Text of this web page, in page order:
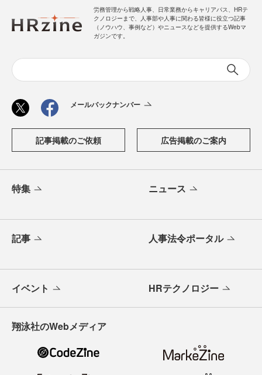
労務管理から戦略人事、日常業務からキャリアパス、HRテ
クノロジーまで、人事部や人事に関わる皆様に役立つ記事
（ノウハウ、事例など）やニュースなどを提供するWebマ
ガジンです。
メールバックナンバー
記事掲載のご依頼 広告掲載のご案内
特集 ニュース
記事 人事法令ポータル
イベント HRテクノロジー
翔泳社のWebメディア